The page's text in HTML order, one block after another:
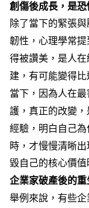
創傷後成長，是
除了當下的緊張
韌性，心理學常
得被讚美，是人
建，有可能變得
當下，因為人在
護，真正的改變
經驗，明白自己
時，才慢慢清晰
毀自己的核心價值
企業家破產後的重
舉例來說，有些